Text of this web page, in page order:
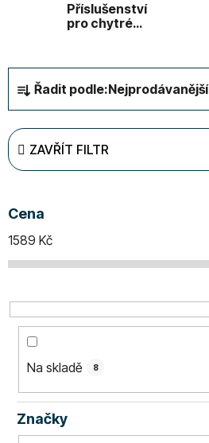
Příslušenství
pro chytré
z
e
n
r
o
d
k
t
Řadit podle:Nejprodávanější
ZAVŘÍT FILTR
Cena
1589 Kč
Na skladě 8
Značky